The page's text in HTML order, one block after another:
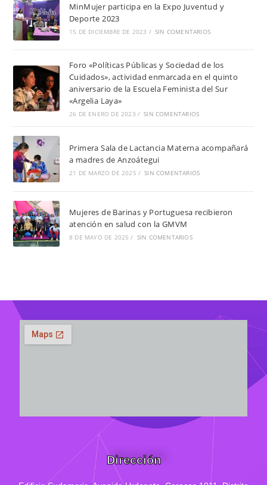
MinMujer participa en la Expo Juventud y
Deporte 2023
15 DE DICIEMBRE DE 2023 / SIN COMENTARIOS
Foro «Políticas Públicas y Sociedad de los
Cuidados», actividad enmarcada en el quinto
aniversario de la Escuela Feminista del Sur
«Argelia Laya»
26 DE ENERO DE 2023 / SIN COMENTARIOS
Primera Sala de Lactancia Materna acompañará
a madres de Anzoátegui
21 DE MARZO DE 2025 / SIN COMENTARIOS
Mujeres de Barinas y Portuguesa recibieron
atención en salud con la GMVM
8 DE MAYO DE 2025 / SIN COMENTARIOS
Dirección